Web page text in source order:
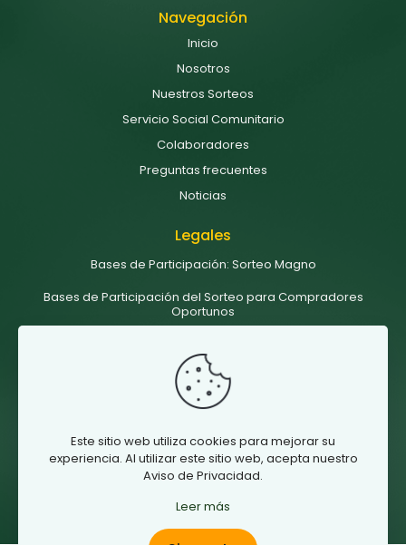
Navegación
Inicio
Nosotros
Nuestros Sorteos
Servicio Social Comunitario
Colaboradores
Preguntas frecuentes
Noticias
Legales
Bases de Participación: Sorteo Magno
Bases de Participación del Sorteo para Compradores
Oportunos
Términos y condiciones
Aviso de privacidad sorteos UABC
SÍguenos
Este sitio web utiliza cookies para mejorar su
experiencia. Al utilizar este sitio web, acepta nuestro
Aviso de Privacidad.
Leer más